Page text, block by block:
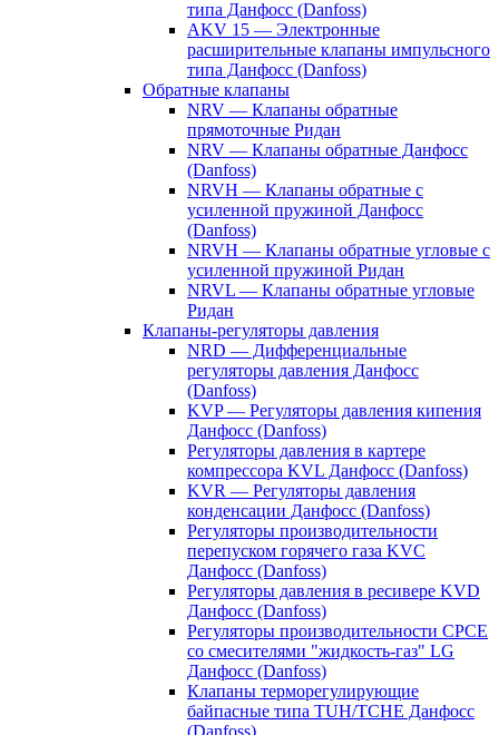
типа Данфосс (Danfoss)
AKV 15 — Электронные
расширительные клапаны импульсного
типа Данфосс (Danfoss)
Обратные клапаны
NRV — Клапаны обратные
прямоточные Ридан
NRV — Клапаны обратные Данфосс
(Danfoss)
NRVH — Клапаны обратные с
усиленной пружиной Данфосс
(Danfoss)
NRVH — Клапаны обратные угловые с
усиленной пружиной Ридан
NRVL — Клапаны обратные угловые
Ридан
Клапаны-регуляторы давления
NRD — Дифференциальные
регуляторы давления Данфосс
(Danfoss)
KVP — Регуляторы давления кипения
Данфосс (Danfoss)
Регуляторы давления в картере
компрессора KVL Данфосс (Danfoss)
KVR — Регуляторы давления
конденсации Данфосс (Danfoss)
Регуляторы производительности
перепуском горячего газа KVC
Данфосс (Danfoss)
Регуляторы давления в ресивере KVD
Данфосс (Danfoss)
Регуляторы производительности CPCE
со смесителями "жидкость-газ" LG
Данфосс (Danfoss)
Клапаны терморегулирующие
байпасные типа TUH/TCHE Данфосс
(Danfoss)